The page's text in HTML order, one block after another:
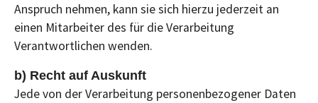
Anspruch nehmen, kann sie sich hierzu jederzeit an
einen Mitarbeiter des für die Verarbeitung
Verantwortlichen wenden.
b) Recht auf Auskunft
Jede von der Verarbeitung personenbezogener Daten